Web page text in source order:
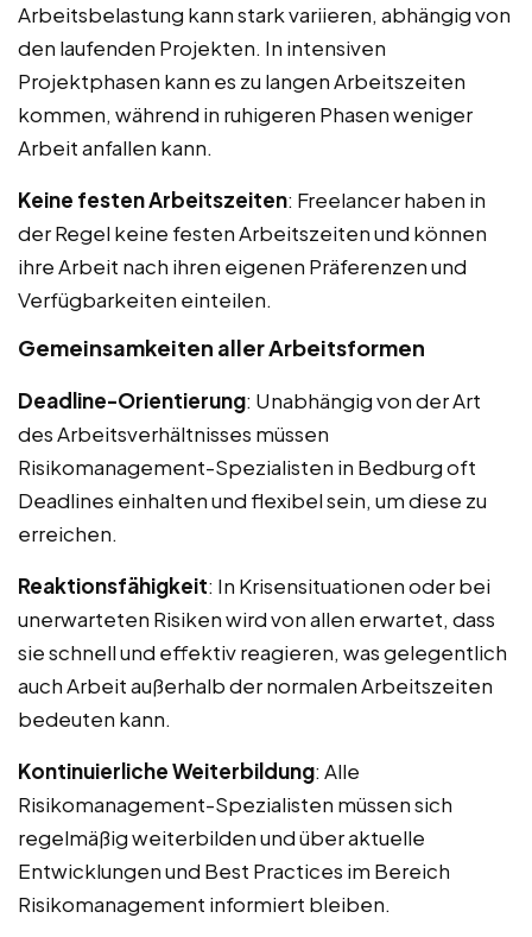
Arbeitsbelastung kann stark variieren, abhängig von
den laufenden Projekten. In intensiven
Projektphasen kann es zu langen Arbeitszeiten
kommen, während in ruhigeren Phasen weniger
Arbeit anfallen kann.
Keine festen Arbeitszeiten: Freelancer haben in
der Regel keine festen Arbeitszeiten und können
ihre Arbeit nach ihren eigenen Präferenzen und
Verfügbarkeiten einteilen.
Gemeinsamkeiten aller Arbeitsformen
Deadline-Orientierung: Unabhängig von der Art
des Arbeitsverhältnisses müssen
Risikomanagement-Spezialisten in Bedburg oft
Deadlines einhalten und flexibel sein, um diese zu
erreichen.
Reaktionsfähigkeit: In Krisensituationen oder bei
unerwarteten Risiken wird von allen erwartet, dass
sie schnell und effektiv reagieren, was gelegentlich
auch Arbeit außerhalb der normalen Arbeitszeiten
bedeuten kann.
Kontinuierliche Weiterbildung: Alle
Risikomanagement-Spezialisten müssen sich
regelmäßig weiterbilden und über aktuelle
Entwicklungen und Best Practices im Bereich
Risikomanagement informiert bleiben.